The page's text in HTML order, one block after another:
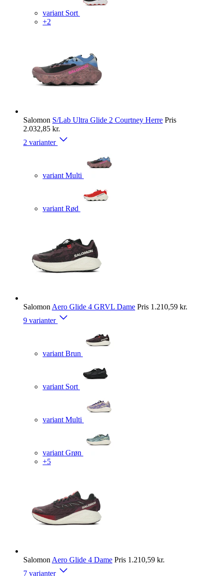
variant Sort
+2
Salomon S/Lab Ultra Glide 2 Courtney Herre Pris
2.032,85 kr.
2 varianter
variant Multi
variant Rød
Salomon Aero Glide 4 GRVL Dame Pris 1.210,59 kr.
9 varianter
variant Brun
variant Sort
variant Multi
variant Grøn
+5
Salomon Aero Glide 4 Dame Pris 1.210,59 kr.
7 varianter